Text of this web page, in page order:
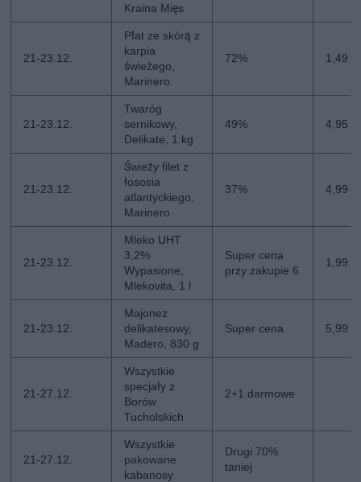
Kraina Mięs
21-23.12.
Płat ze skórą z
karpia
świeżego,
Marinero
72% 1,49
21-23.12.
Twaróg
sernikowy,
Delikate, 1 kg
49% 4,95
21-23.12.
Świeży filet z
łososia
atlantyckiego,
Marinero
37% 4,99
21-23.12.
Mleko UHT
3,2%
Wypasione,
Mlekovita, 1 l
Super cena
przy zakupie 6
1,99
21-23.12.
Majonez
delikatesowy,
Madero, 830 g
Super cena 5,99
21-27.12.
Wszystkie
specjały z
Borów
Tucholskich
2+1 darmowe
21-27.12.
Wszystkie
pakowane
kabanosy
Drugi 70%
taniej